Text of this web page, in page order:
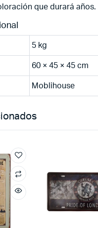
que durará años.
5 kg
60 × 45 × 45 cm
Moblihouse